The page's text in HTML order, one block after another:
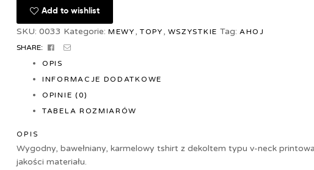
Add to wishlist
SKU: 0033 Kategorie: MEWY , TOPY , WSZYSTKIE Tag: AHOJ
SHARE:
FACEBOOK
OPIS
INFORMACJE DODATKOWE
OPINIE (0)
TABELA ROZMIARÓW
OPIS
Wygodny, bawełniany, karmelowy tshirt z dekoltem typu v-neck
jakości materiału.